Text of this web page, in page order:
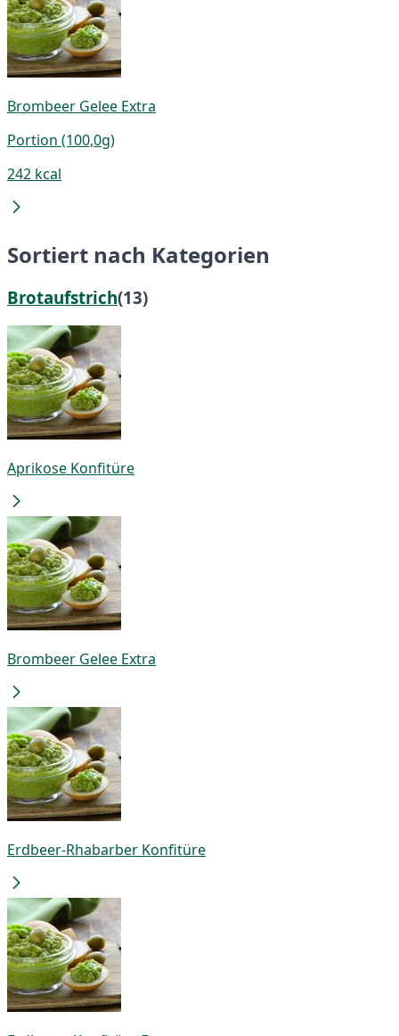
Brombeer Gelee Extra
Portion (100,0g)
242 kcal
Sortiert nach Kategorien
Brotaufstrich(13)
Aprikose Konfitüre
Brombeer Gelee Extra
Erdbeer-Rhabarber Konfitüre